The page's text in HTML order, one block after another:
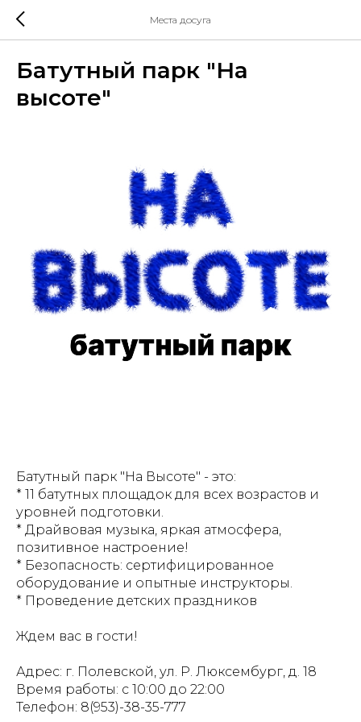
Места досуга
Батутный парк "На
высоте"
Батутный парк "На Высоте" - это:
* 11 батутных площадок для всех возрастов и
уровней подготовки.
* Драйвовая музыка, яркая атмосфера,
позитивное настроение!
* Безопасность: сертифицированное
оборудование и опытные инструкторы.
* Проведение детских праздников
Ждем вас в гости!
Адрес: г. Полевской, ул. Р. Люксембург, д. 18
Время работы: с 10:00 до 22:00
Телефон: 8(953)-38-35-777